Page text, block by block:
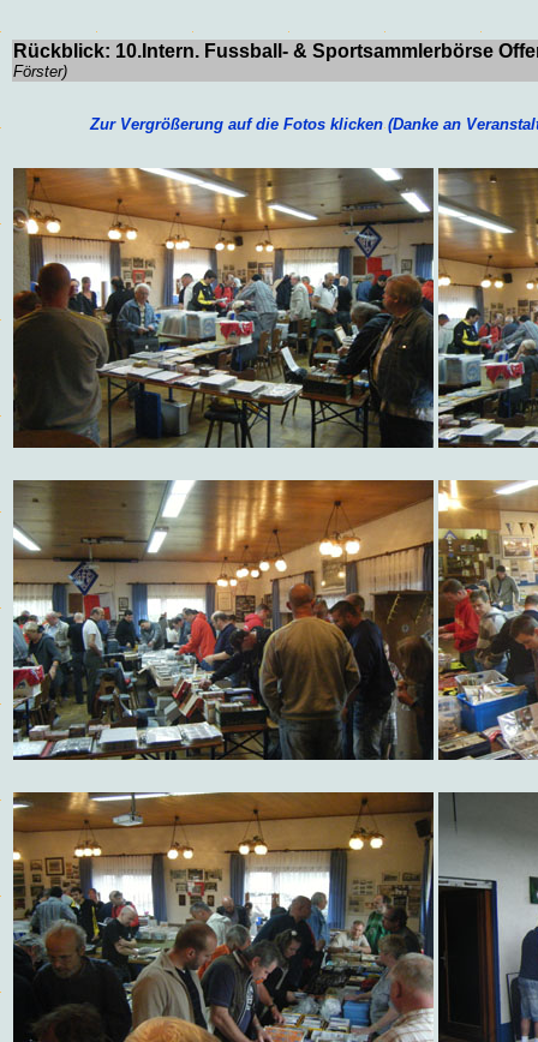
Rückblick: 10.Intern. Fussball- & Sportsammlerbörse
Förster)
Zur Vergrößerung auf die Fotos klicken (Danke an